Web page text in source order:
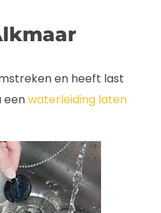
en heeft last
eenwaterleiding laten